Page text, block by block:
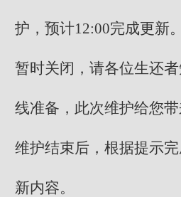
护，预计12:00完成更新
暂时关闭，请各位生还
线准备，此次维护给您带
维护结束后，根据提示
新内容。